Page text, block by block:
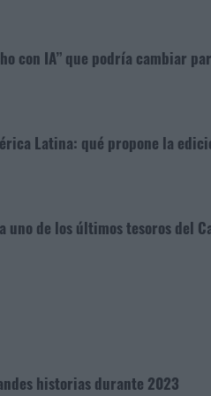
con IA” que podría cambiar
Latina: qué propone la
uno de los últimos tesoros del
historias durante 2023